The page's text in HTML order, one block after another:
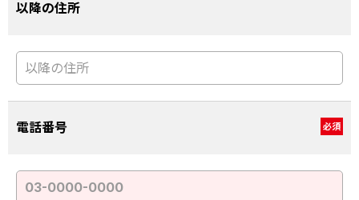
以降の住所
電話番号 必須